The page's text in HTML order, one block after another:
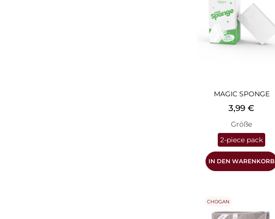
MAGIC SPONGE
Preis
3,99 €
Größe
2-piece pack
IN DEN WARENKORB
CHOGAN